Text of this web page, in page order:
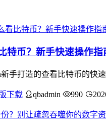
特币？新手快速操作指
手打造的查看比特币的快
下载 qbadmin 990